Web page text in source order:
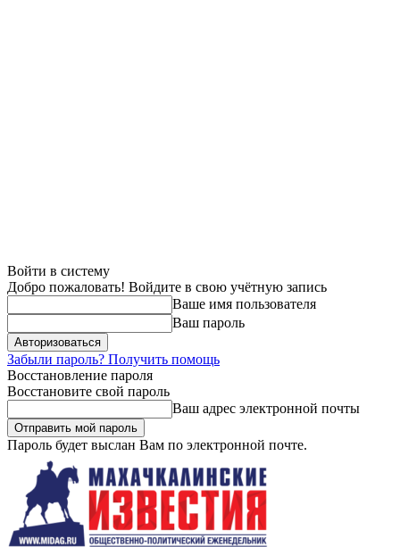
Войти в систему
Добро пожаловать! Войдите в свою учётную запись
Ваше имя пользователя
Ваш пароль
Забыли пароль? Получить помощь
Восстановление пароля
Восстановите свой пароль
Ваш адрес электронной почты
Пароль будет выслан Вам по электронной почте.